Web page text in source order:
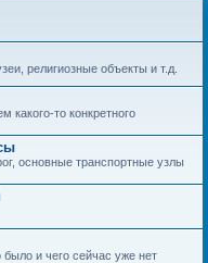
религиозные объекты и т.д.
какого-то конкретного
основные транспортные узлы
и чего сейчас уже нет